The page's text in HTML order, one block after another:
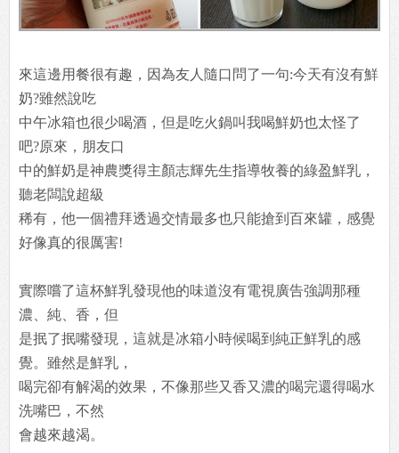
來這邊用餐很有趣，因為友人隨口問了一句:今天有沒有鮮
奶?雖然說吃
中午冰箱也很少喝酒，但是吃火鍋叫我喝鮮奶也太怪了
吧?原來，朋友口
中的鮮奶是神農獎得主顏志輝先生指導牧養的綠盈鮮乳，
聽老闆說超級
稀有，他一個禮拜透過交情最多也只能搶到百來罐，感覺
好像真的很厲害!
實際嚐了這杯鮮乳發現他的味道沒有電視廣告強調那種
濃、純、香，但
是抿了抿嘴發現，這就是冰箱小時候喝到純正鮮乳的感
覺。雖然是鮮乳，
喝完卻有解渴的效果，不像那些又香又濃的喝完還得喝水
洗嘴巴，不然
會越來越渴。